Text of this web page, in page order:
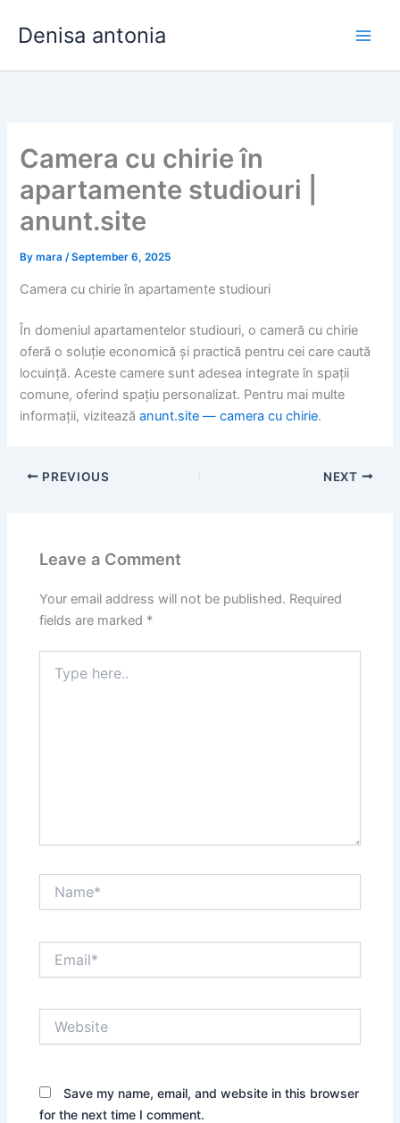
Denisa antonia
Camera cu chirie în
apartamente studiouri |
anunt.site
Bymara/September 6, 2025
Camera cu chirie în apartamente studiouri
În domeniul apartamentelor studiouri, o cameră cu chirie
oferă o soluție economică și practică pentru cei care caută
locuință. Aceste camere sunt adesea integrate în spații
comune, oferind spațiu personalizat. Pentru mai multe
informații, viziteazăanunt.site — camera cu chirie.
PREVIOUS NEXT
Leave a Comment
Your email address will not be published. Required
fields are marked *
here..
Save my name, email, and website in this browser
for the next time I comment.